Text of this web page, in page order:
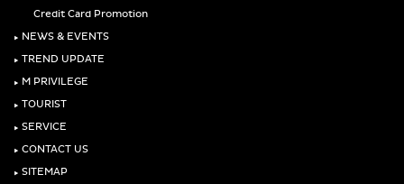
Credit Card Promotion
‣ NEWS & EVENTS
‣ TREND UPDATE
‣ M PRIVILEGE
‣ TOURIST
‣ SERVICE
‣ CONTACT US
‣ SITEMAP